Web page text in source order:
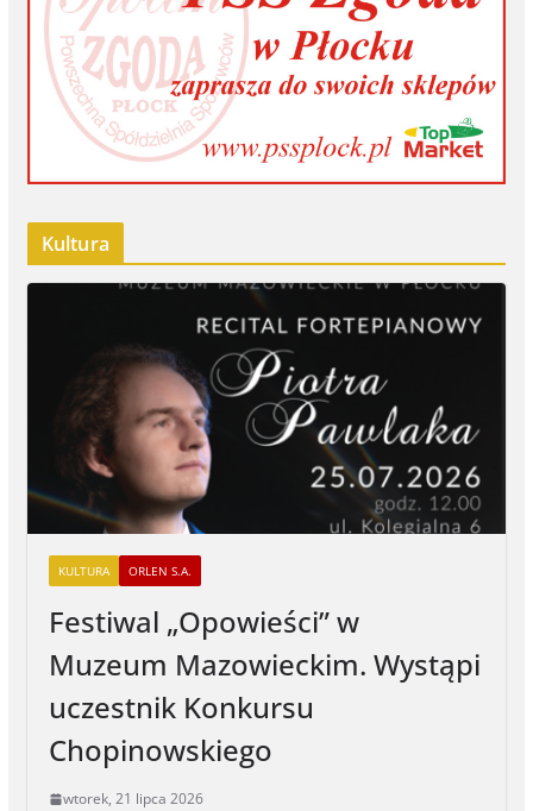
Kultura
KULTURA ORLEN S.A.
Festiwal „Opowieści” w
Muzeum Mazowieckim. Wystąpi
uczestnik Konkursu
Chopinowskiego
wtorek, 21 lipca 2026